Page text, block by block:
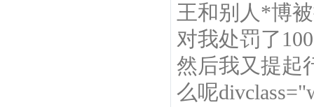
王和别人*博
对我处罚了
然后我又提起
么呢